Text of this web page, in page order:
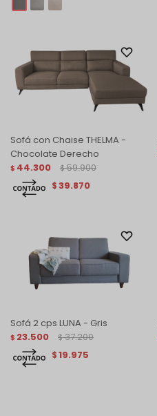
Sofá con Chaise THELMA -
Chocolate Derecho
$ 44.300 $ 59.900
$39.870
Sofá 2 cps LUNA - Gris
$ 23.500 $ 37.200
$19.975